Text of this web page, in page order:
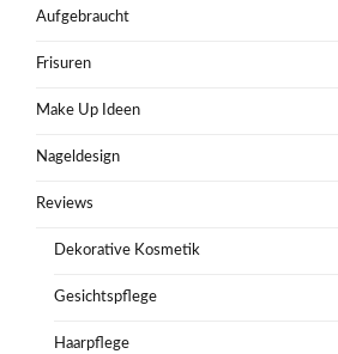
Aufgebraucht
Frisuren
Make Up Ideen
Nageldesign
Reviews
Dekorative Kosmetik
Gesichtspflege
Haarpflege